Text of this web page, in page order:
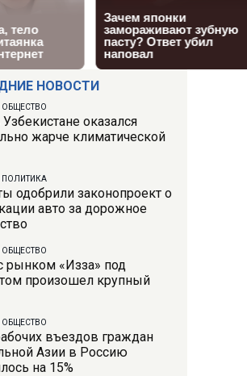
НОВОСТИ
ОБЩЕСТВО
оказался
жарче климатической
ПОЛИТИКА
одобрили законопроект о
авто за дорожное
ОБЩЕСТВО
рынком «Изза» под
произошел крупный
ОБЩЕСТВО
въездов граждан
Азии в Россию
на 15%